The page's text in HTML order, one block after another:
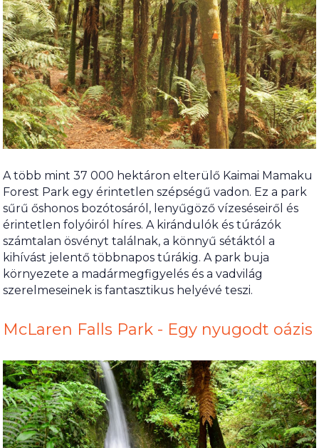
A több mint 37 000 hektáron elterülő Kaimai Mamaku
Forest Park egy érintetlen szépségű vadon. Ez a park
sűrű őshonos bozótosáról, lenyűgöző vízeséseiről és
érintetlen folyóiról híres. A kirándulók és túrázók
számtalan ösvényt találnak, a könnyű sétáktól a
kihívást jelentő többnapos túrákig. A park buja
környezete a madármegfigyelés és a vadvilág
szerelmeseinek is fantasztikus helyévé teszi.
McLaren Falls Park - Egy nyugodt oázis